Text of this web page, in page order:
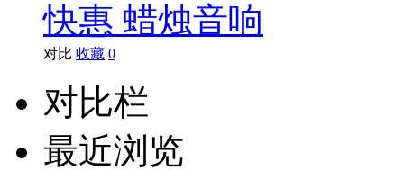
快惠 蜡烛音响
对比 收藏 0
对比栏
最近浏览